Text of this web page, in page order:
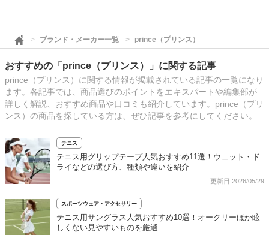
ブランド・メーカー一覧 prince（プリンス）
おすすめの「prince（プリンス）」に関する記事
prince（プリンス）に関する情報が掲載されている記事の一覧になり
ます。各記事では、商品選びのポイントをエキスパートや編集部が
詳しく解説、おすすめ商品や口コミも紹介しています。prince（プリ
ンス）の商品を探している方は、ぜひ記事を参考にしてください。
テニス
テニス用グリップテープ人気おすすめ11選！ウェット・ド
ライなどの選び方、種類や違いを紹介
更新日:2026/05/29
スポーツウェア・アクセサリー
テニス用サングラス人気おすすめ10選！オークリーほか眩
しくない見やすいものを厳選